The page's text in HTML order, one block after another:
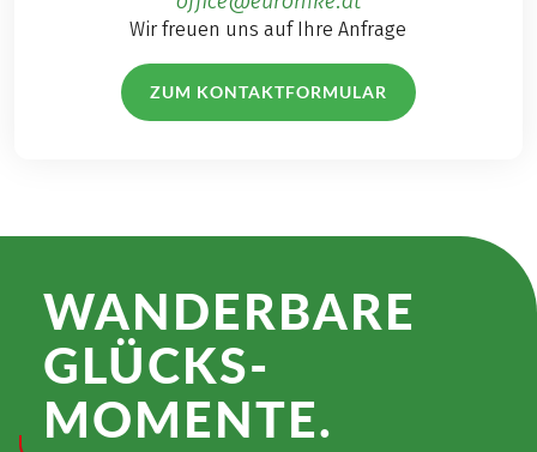
Wir freuen uns auf Ihre Anfrage
ZUM KONTAKTFORMULAR
WANDER­BARE
GLÜCKS­
MOMENTE.